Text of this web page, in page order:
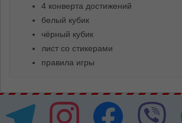
4 конверта достижений
белый кубик
чёрный кубик
лист со стикерами
правила игры